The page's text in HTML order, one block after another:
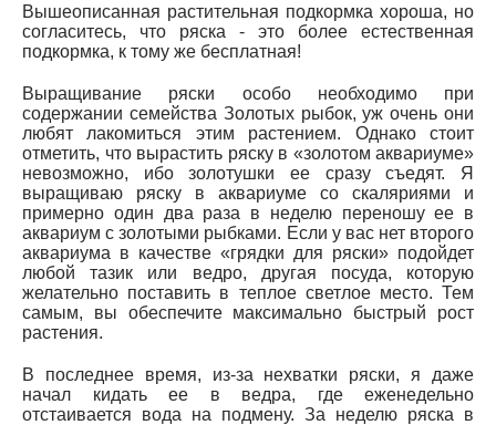
Вышеописанная растительная подкормка хороша, но
согласитесь, что ряска - это более естественная
подкормка, к тому же бесплатная!
Выращивание ряски особо необходимо при
содержании семейства Золотых рыбок, уж очень они
любят лакомиться этим растением. Однако стоит
отметить, что вырастить ряску в «золотом аквариуме»
невозможно, ибо золотушки ее сразу съедят. Я
выращиваю ряску в аквариуме со скаляриями и
примерно один два раза в неделю переношу ее в
аквариум с золотыми рыбками. Если у вас нет второго
аквариума в качестве «грядки для ряски» подойдет
любой тазик или ведро, другая посуда, которую
желательно поставить в теплое светлое место. Тем
самым, вы обеспечите максимально быстрый рост
растения.
В последнее время, из-за нехватки ряски, я даже
начал кидать ее в ведра, где еженедельно
отстаивается вода на подмену. За неделю ряска в